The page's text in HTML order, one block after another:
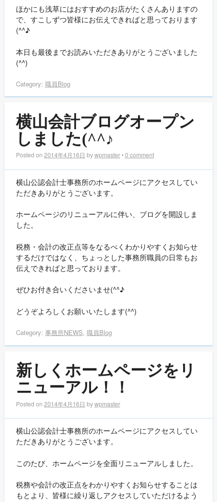
ほかにも浅草にはおすすめのお店がたくさんありますの
で、すこしずつ皆様にお伝えできればと思っております
(^^♪
本日も最後までお読みいただきありがとうございました
(^^)
Category: 職員Blog
横山会計ブログオープン
しました(^^♪
Posted on 2014年4月16日 bywpmaster•0 comment
横山公認会計士事務所のホームページにアクセスしてい
ただきありがとうございます。
ホームページのリニューアルに伴い、ブログを開設しま
した。
税務・会計の改正点等をなるべくわかりやすくお知らせ
するだけではなく、ちょっとした事務所職員の日常もお
伝えできればと思っております。
ぜひお付き合いくださいませ(^^♪
どうぞよろしくお願いいたします(^^)
Category: 事務所NEWS, 職員Blog
新しくホームページをリ
ニューアル！！
Posted on 2014年4月16日 bywpmaster
横山公認会計士事務所のホームページにアクセスしてい
ただきありがとうございます。
このたび、ホームページを全面リニューアルしました。
税務や会計の改正点をわかりやすくお知らせすることは
もとより、皆様に繰り返しアクセスしていただけるよう